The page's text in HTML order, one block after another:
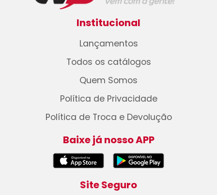
Institucional
Lançamentos
Todos os catálogos
Quem Somos
Política de Privacidade
Política de Troca e Devolução
Baixe já nosso APP
Site Seguro